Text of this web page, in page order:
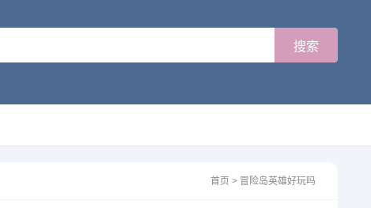
首页 > 冒险岛英雄好玩吗